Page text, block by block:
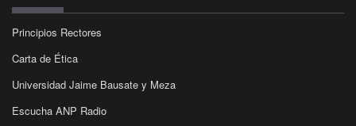
Principios Rectores
Carta de Ética
Universidad Jaime Bausate y Meza
Escucha ANP Radio